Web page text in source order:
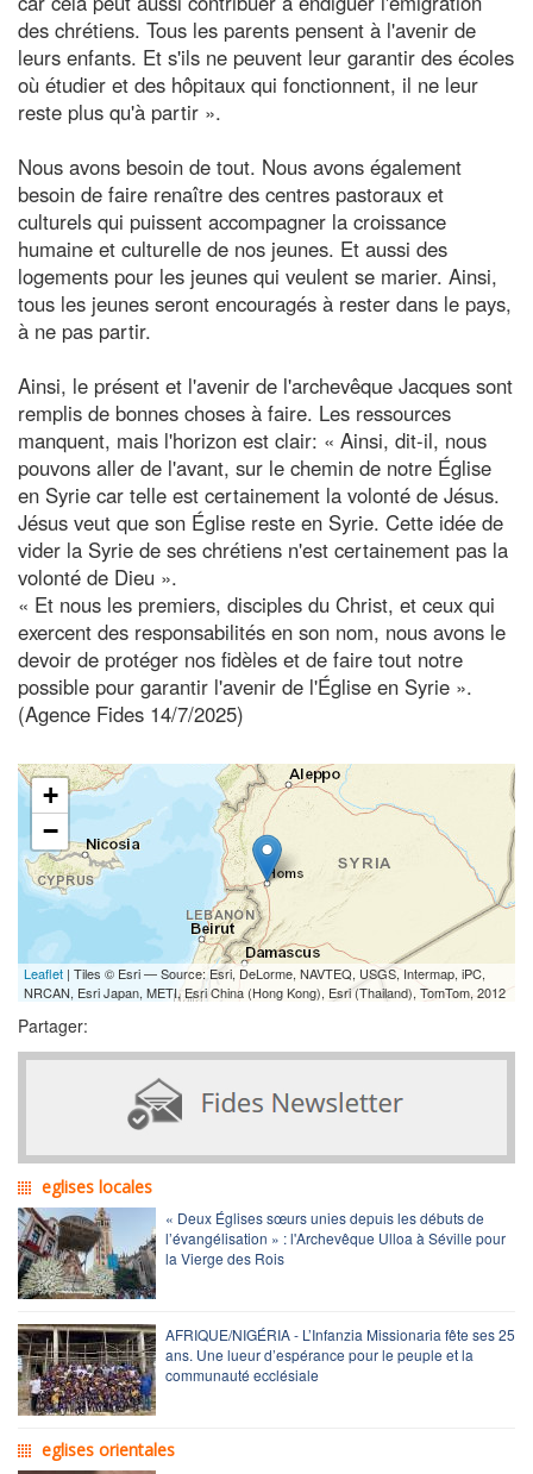
des chrétiens. Tous les parents pensent à l'avenir de
leurs enfants. Et s'ils ne peuvent leur garantir des écoles
où étudier et des hôpitaux qui fonctionnent, il ne leur
reste plus qu'à partir ».
Nous avons besoin de tout. Nous avons également
besoin de faire renaître des centres pastoraux et
culturels qui puissent accompagner la croissance
humaine et culturelle de nos jeunes. Et aussi des
logements pour les jeunes qui veulent se marier. Ainsi,
tous les jeunes seront encouragés à rester dans le pays,
à ne pas partir.
Ainsi, le présent et l'avenir de l'archevêque Jacques sont
remplis de bonnes choses à faire. Les ressources
manquent, mais l'horizon est clair: « Ainsi, dit-il, nous
pouvons aller de l'avant, sur le chemin de notre Église
en Syrie car telle est certainement la volonté de Jésus.
Jésus veut que son Église reste en Syrie. Cette idée de
vider la Syrie de ses chrétiens n'est certainement pas la
volonté de Dieu ».
« Et nous les premiers, disciples du Christ, et ceux qui
exercent des responsabilités en son nom, nous avons le
devoir de protéger nos fidèles et de faire tout notre
possible pour garantir l'avenir de l'Église en Syrie ».
(Agence Fides 14/7/2025)
+
−
Leaflet | Tiles © Esri — Source: Esri, DeLorme, NAVTEQ, USGS, Intermap, iPC,
NRCAN, Esri Japan, METI, Esri China (Hong Kong), Esri (Thailand), TomTom, 2012
Partager:
eglises locales
« Deux Églises sœurs unies depuis les débuts de
l’évangélisation » : l'Archevêque Ulloa à Séville pour
la Vierge des Rois
AFRIQUE/NIGÉRIA - L’Infanzia Missionaria fête ses 25
ans. Une lueur d’espérance pour le peuple et la
communauté ecclésiale
eglises orientales